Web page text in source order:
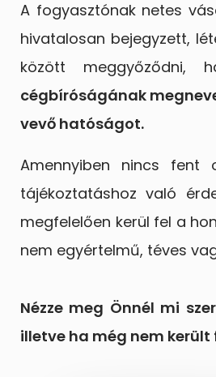
A fogyasztónak netes
hivatalosan bejegyzett,
között
cégbíróságának
vevő hatóságot.
Amennyiben nincs fent
tájékoztatáshoz való
megfelelően kerül fel a
nem egyértelmű, téves
Nézze meg Önnél mi
illetve ha még nem